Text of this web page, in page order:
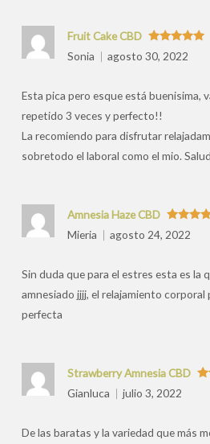
Valorado
con5de 5
Fruit Cake CBD
Sonia
agosto 30, 2022
Esta pica pero esque está buenisima,
repetido 3 veces y perfecto!!
La recomiendo para disfrutar
sobretodo el laboral como el mio.
Valorado
con5
Amnesia Haze CBD
Mieria
agosto 24, 2022
Sin duda que para el estres esta es la
amnesiado jjjj, el relajamiento corporal
perfecta
Strawberry Amnesia CBD
Gianluca
julio 3, 2022
De las baratas y la variedad que más